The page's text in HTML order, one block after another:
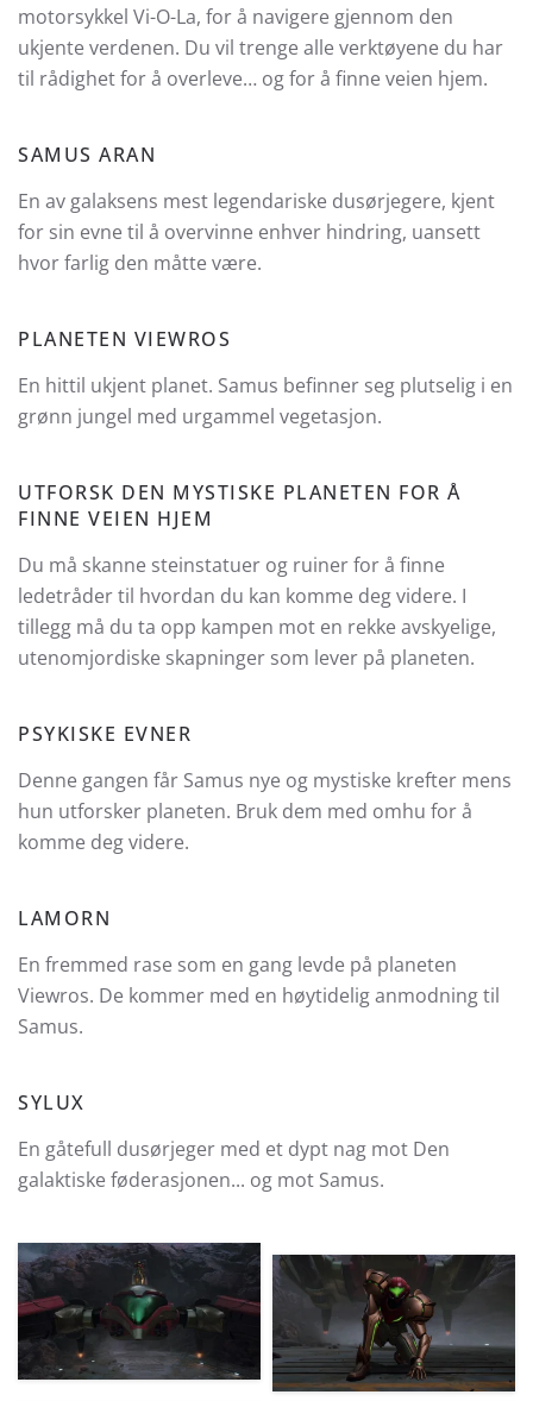
motorsykkel Vi-O-La, for å navigere gjennom den
ukjente verdenen. Du vil trenge alle verktøyene du har
til rådighet for å overleve… og for å finne veien hjem.
SAMUS ARAN
En av galaksens mest legendariske dusørjegere, kjent
for sin evne til å overvinne enhver hindring, uansett
hvor farlig den måtte være.
PLANETEN VIEWROS
En hittil ukjent planet. Samus befinner seg plutselig i en
grønn jungel med urgammel vegetasjon.
UTFORSK DEN MYSTISKE PLANETEN FOR Å
FINNE VEIEN HJEM
Du må skanne steinstatuer og ruiner for å finne
ledetråder til hvordan du kan komme deg videre. I
tillegg må du ta opp kampen mot en rekke avskyelige,
utenomjordiske skapninger som lever på planeten.
PSYKISKE EVNER
Denne gangen får Samus nye og mystiske krefter mens
hun utforsker planeten. Bruk dem med omhu for å
komme deg videre.
LAMORN
En fremmed rase som en gang levde på planeten
Viewros. De kommer med en høytidelig anmodning til
Samus.
SYLUX
En gåtefull dusørjeger med et dypt nag mot Den
galaktiske føderasjonen... og mot Samus.